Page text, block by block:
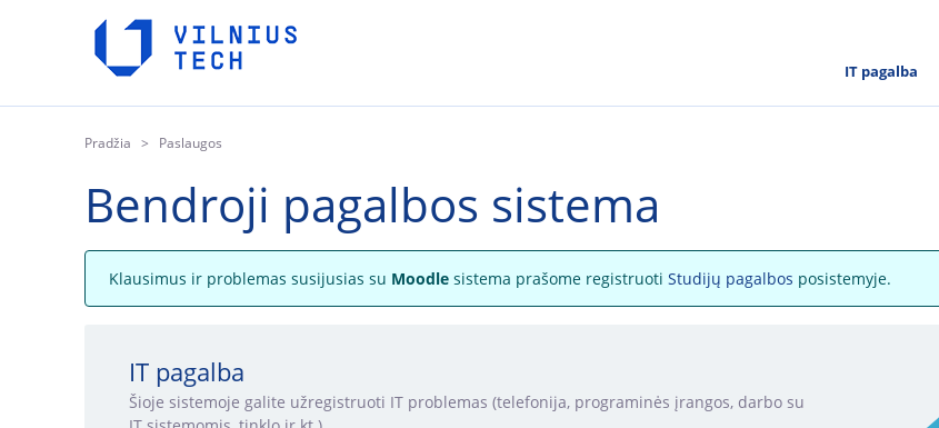
IT pagalba
Pradžia Paslaugos
Bendroji pagalbos sistema
Klausimus ir problemas susijusias su Moodle sistema prašome registruoti Studijų pagalbos posistemyje.
IT pagalba
Šioje sistemoje galite užregistruoti IT problemas (telefonija, programinės įrangos, darbo su